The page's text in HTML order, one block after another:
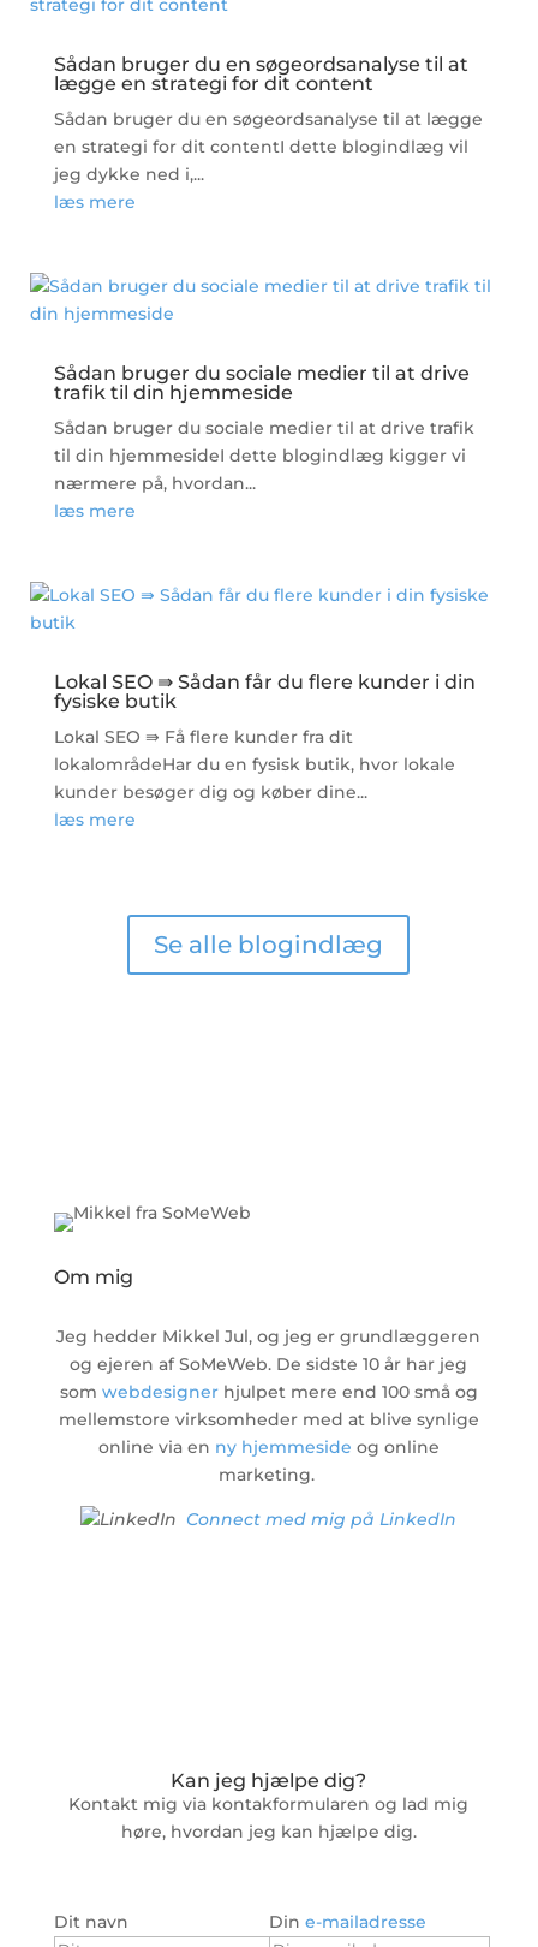
Sådan bruger du en søgeordsanalyse til at
lægge en strategi for dit content
Sådan bruger du en søgeordsanalyse til at lægge
en strategi for dit contentI dette blogindlæg vil
jeg dykke ned i,...
læs mere
Sådan bruger du sociale medier til at drive
trafik til din hjemmeside
Sådan bruger du sociale medier til at drive trafik
til din hjemmesideI dette blogindlæg kigger vi
nærmere på, hvordan...
læs mere
Lokal SEO ⇛ Sådan får du flere kunder i din
fysiske butik
Lokal SEO ⇛ Få flere kunder fra dit
lokalområdeHar du en fysisk butik, hvor lokale
kunder besøger dig og køber dine...
læs mere
Se alle blogindlæg
Om mig
Jeg hedder Mikkel Jul, og jeg er grundlæggeren
og ejeren af SoMeWeb. De sidste 10 år har jeg
som webdesignerhjulpet mere end 100 små og
mellemstore virksomheder med at blive synlige
online via en ny hjemmeside og online
marketing.
Connect med mig på LinkedIn
Kan jeg hjælpe dig?
Kontakt mig via kontakformularen og lad mig
høre, hvordan jeg kan hjælpe dig.
Dit navn Din e-mailadresse